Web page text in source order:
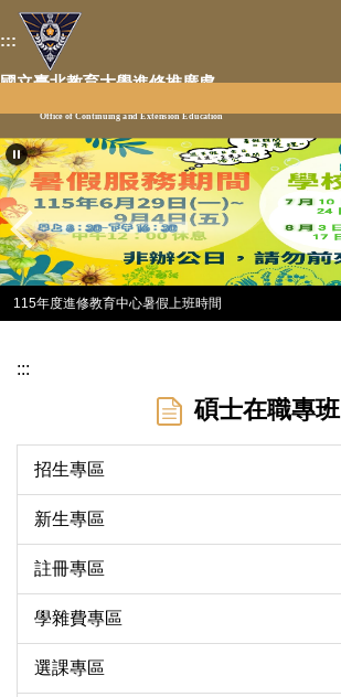
跳
到
主
容
區
:::
國立臺北教育大學進修推廣處
Office of Continuing and Extension Education
115年度進修教育中心暑假上班時間
:::
碩士在職專班
招生專區
新生專區
註冊專區
學雜費專區
選課專區